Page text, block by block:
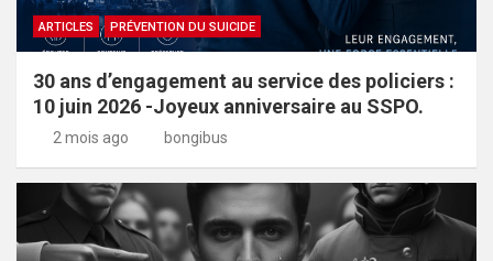
ARTICLES PRÉVENTION DU SUICIDE
30 ans d’engagement au service des policiers :
10 juin 2026 -Joyeux anniversaire au SSPO.
2 mois ago bongibus